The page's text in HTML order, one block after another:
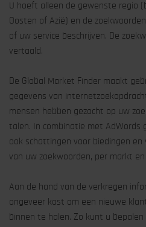
U hoeft alleen de gewenste regio
Oosten of Azië) en de
of uw service beschrijven. De
vertaald.
De Global Market Finder maakt
gegevens van
mensen hebben gezocht op uw
talen. In combinatie met AdWords
ook schattingen voor biedingen en
van uw zoekwoorden, per markt
Aan de hand van de verkregen
ongeveer kost om een nieuwe
binnen te halen. Zo kunt u